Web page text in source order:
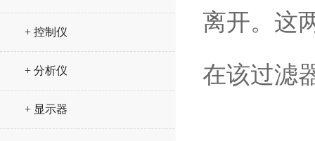
+ 控制仪
+ 分析仪
+ 显示器
离开。这
在该过滤